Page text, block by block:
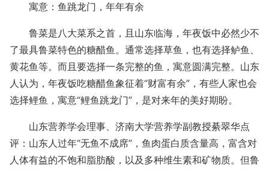
寓意：鱼跳龙门，年年有余
鲁菜是八大菜系之首，且山东临海，年夜饭中必然少不
了最具鲁菜特色的糖醋鱼。通常选择草鱼，也有选择鲈鱼、
黄花鱼等。而且要选择一条完整的鱼，寓意圆满完整。山东
人认为，年夜饭吃糖醋鱼象征着“财富有余”，有些人家也会
选择鲤鱼，寓意“鲤鱼跳龙门”，是对来年的美好期盼。
山东营养学会理事、济南大学营养学副教授綦翠华点
评：山东人过年“无鱼不成席”，鱼肉蛋白质含量高，富含对
人体有益的不饱和脂肪酸，以及多种维生素和矿物质。但鲁